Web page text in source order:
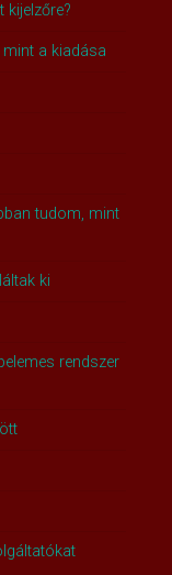
kijelzőre?
a kiadása
tudom, mint
ki
rendszer